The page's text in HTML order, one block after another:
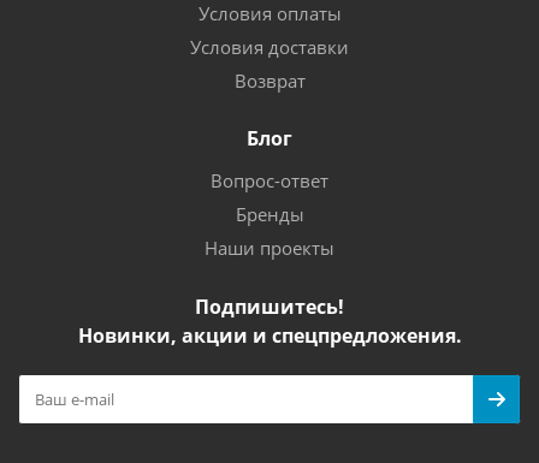
Условия оплаты
Условия доставки
Возврат
Блог
Вопрос-ответ
Бренды
Наши проекты
Подпишитесь!
Новинки, акции и спецпредложения.